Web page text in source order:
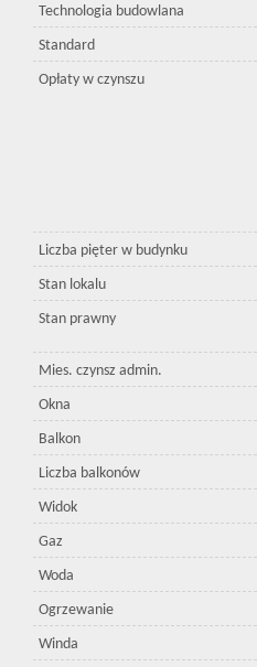
Technologia budowlana
Standard
Opłaty w czynszu
Liczba pięter w budynku
Stan lokalu
Stan prawny
Mies. czynsz admin.
Okna
Balkon
Liczba balkonów
Widok
Gaz
Woda
Ogrzewanie
Winda